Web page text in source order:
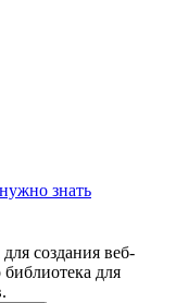
знать
создания веб-
для